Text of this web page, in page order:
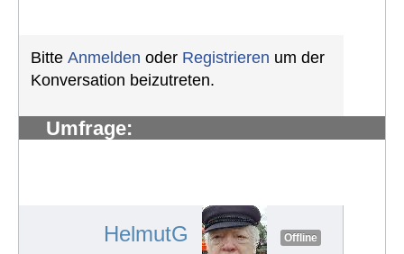
Bitte Anmelden oder Registrieren um der
Konversation beizutreten.
Umfrage:
HelmutG Offline